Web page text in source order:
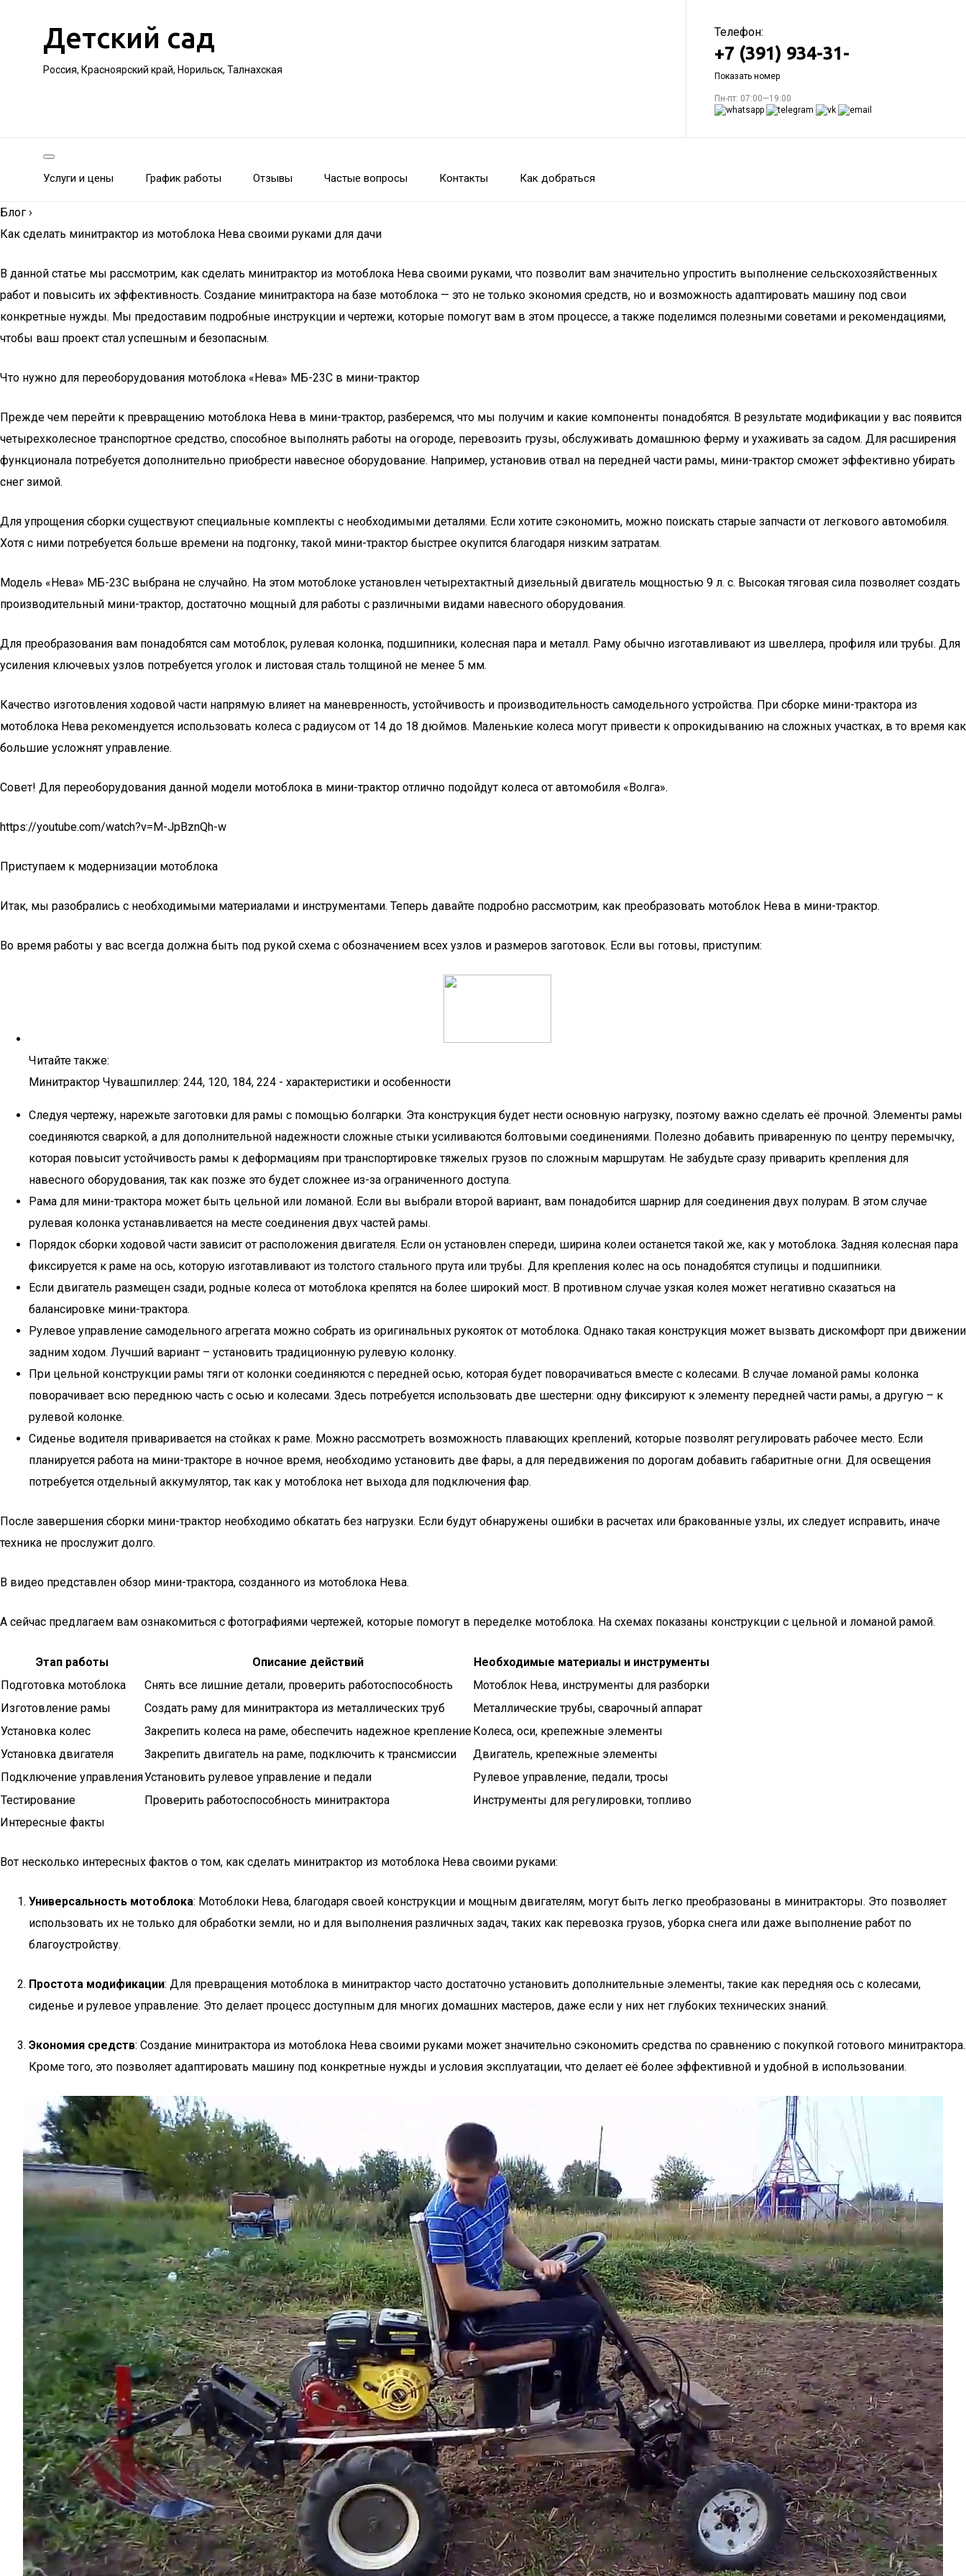
Детский сад
Россия, Красноярский край, Норильск, Талнахская
Телефон:
+7 (391) 934-31-
Показать номер
Пн-пт: 07:00—19:00
Услуги и цены График работы Отзывы Частые вопросы Контакты Как добраться
Блог ›
Как сделать минитрактор из мотоблока Нева своими руками для дачи
В данной статье мы рассмотрим, как сделать минитрактор из мотоблока Нева своими руками, что позволит вам значительно упростить выполнение сельскохозяйственных
работ и повысить их эффективность. Создание минитрактора на базе мотоблока — это не только экономия средств, но и возможность адаптировать машину под свои
конкретные нужды. Мы предоставим подробные инструкции и чертежи, которые помогут вам в этом процессе, а также поделимся полезными советами и рекомендациями,
чтобы ваш проект стал успешным и безопасным.
Что нужно для переоборудования мотоблока «Нева» МБ-23С в мини-трактор
Прежде чем перейти к превращению мотоблока Нева в мини-трактор, разберемся, что мы получим и какие компоненты понадобятся. В результате модификации у вас появится
четырехколесное транспортное средство, способное выполнять работы на огороде, перевозить грузы, обслуживать домашнюю ферму и ухаживать за садом. Для расширения
функционала потребуется дополнительно приобрести навесное оборудование. Например, установив отвал на передней части рамы, мини-трактор сможет эффективно убирать
снег зимой.
Для упрощения сборки существуют специальные комплекты с необходимыми деталями. Если хотите сэкономить, можно поискать старые запчасти от легкового автомобиля.
Хотя с ними потребуется больше времени на подгонку, такой мини-трактор быстрее окупится благодаря низким затратам.
Модель «Нева» МБ-23С выбрана не случайно. На этом мотоблоке установлен четырехтактный дизельный двигатель мощностью 9 л. с. Высокая тяговая сила позволяет создать
производительный мини-трактор, достаточно мощный для работы с различными видами навесного оборудования.
Для преобразования вам понадобятся сам мотоблок, рулевая колонка, подшипники, колесная пара и металл. Раму обычно изготавливают из швеллера, профиля или трубы. Для
усиления ключевых узлов потребуется уголок и листовая сталь толщиной не менее 5 мм.
Качество изготовления ходовой части напрямую влияет на маневренность, устойчивость и производительность самодельного устройства. При сборке мини-трактора из
мотоблока Нева рекомендуется использовать колеса с радиусом от 14 до 18 дюймов. Маленькие колеса могут привести к опрокидыванию на сложных участках, в то время как
большие усложнят управление.
Совет! Для переоборудования данной модели мотоблока в мини-трактор отлично подойдут колеса от автомобиля «Волга».
https://youtube.com/watch?v=M-JpBznQh-w
Приступаем к модернизации мотоблока
Итак, мы разобрались с необходимыми материалами и инструментами. Теперь давайте подробно рассмотрим, как преобразовать мотоблок Нева в мини-трактор.
Во время работы у вас всегда должна быть под рукой схема с обозначением всех узлов и размеров заготовок. Если вы готовы, приступим:
Читайте также:
Минитрактор Чувашпиллер: 244, 120, 184, 224 - характеристики и особенности
Следуя чертежу, нарежьте заготовки для рамы с помощью болгарки. Эта конструкция будет нести основную нагрузку, поэтому важно сделать её прочной. Элементы рамы
соединяются сваркой, а для дополнительной надежности сложные стыки усиливаются болтовыми соединениями. Полезно добавить приваренную по центру перемычку,
которая повысит устойчивость рамы к деформациям при транспортировке тяжелых грузов по сложным маршрутам. Не забудьте сразу приварить крепления для
навесного оборудования, так как позже это будет сложнее из-за ограниченного доступа.
Рама для мини-трактора может быть цельной или ломаной. Если вы выбрали второй вариант, вам понадобится шарнир для соединения двух полурам. В этом случае
рулевая колонка устанавливается на месте соединения двух частей рамы.
Порядок сборки ходовой части зависит от расположения двигателя. Если он установлен спереди, ширина колеи останется такой же, как у мотоблока. Задняя колесная пара
фиксируется к раме на ось, которую изготавливают из толстого стального прута или трубы. Для крепления колес на ось понадобятся ступицы и подшипники.
Если двигатель размещен сзади, родные колеса от мотоблока крепятся на более широкий мост. В противном случае узкая колея может негативно сказаться на
балансировке мини-трактора.
Рулевое управление самодельного агрегата можно собрать из оригинальных рукояток от мотоблока. Однако такая конструкция может вызвать дискомфорт при движении
задним ходом. Лучший вариант – установить традиционную рулевую колонку.
При цельной конструкции рамы тяги от колонки соединяются с передней осью, которая будет поворачиваться вместе с колесами. В случае ломаной рамы колонка
поворачивает всю переднюю часть с осью и колесами. Здесь потребуется использовать две шестерни: одну фиксируют к элементу передней части рамы, а другую – к
рулевой колонке.
Сиденье водителя приваривается на стойках к раме. Можно рассмотреть возможность плавающих креплений, которые позволят регулировать рабочее место. Если
планируется работа на мини-тракторе в ночное время, необходимо установить две фары, а для передвижения по дорогам добавить габаритные огни. Для освещения
потребуется отдельный аккумулятор, так как у мотоблока нет выхода для подключения фар.
После завершения сборки мини-трактор необходимо обкатать без нагрузки. Если будут обнаружены ошибки в расчетах или бракованные узлы, их следует исправить, иначе
техника не прослужит долго.
В видео представлен обзор мини-трактора, созданного из мотоблока Нева.
А сейчас предлагаем вам ознакомиться с фотографиями чертежей, которые помогут в переделке мотоблока. На схемах показаны конструкции с цельной и ломаной рамой.
Этап работы Описание действий
Необходимые материалы и инструменты
Подготовка мотоблока
Снять все лишние детали, проверить работоспособность
Мотоблок Нева, инструменты для разборки
Изготовление рамы
Создать раму для минитрактора из металлических труб
Металлические трубы, сварочный аппарат
Установка колес
Закрепить колеса на раме, обеспечить надежное креплениеКолеса, оси, крепежные элементы
Установка двигателя
Закрепить двигатель на раме, подключить к трансмиссии
Двигатель, крепежные элементы
Подключение управленияУстановить рулевое управление и педали
Рулевое управление, педали, тросы
Тестирование
Проверить работоспособность минитрактора
Инструменты для регулировки, топливо
Интересные факты
Вот несколько интересных фактов о том, как сделать минитрактор из мотоблока Нева своими руками:
Универсальность мотоблока: Мотоблоки Нева, благодаря своей конструкции и мощным двигателям, могут быть легко преобразованы в минитракторы. Это позволяет
использовать их не только для обработки земли, но и для выполнения различных задач, таких как перевозка грузов, уборка снега или даже выполнение работ по
благоустройству.
Простота модификации: Для превращения мотоблока в минитрактор часто достаточно установить дополнительные элементы, такие как передняя ось с колесами,
сиденье и рулевое управление. Это делает процесс доступным для многих домашних мастеров, даже если у них нет глубоких технических знаний.
Экономия средств: Создание минитрактора из мотоблока Нева своими руками может значительно сэкономить средства по сравнению с покупкой готового минитрактора.
Кроме того, это позволяет адаптировать машину под конкретные нужды и условия эксплуатации, что делает её более эффективной и удобной в использовании.